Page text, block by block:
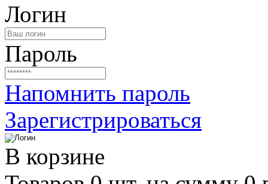
Логин
Пароль
Напомнить пароль
Зарегистрироваться
В корзине